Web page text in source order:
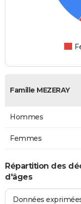
Famille MEZERAY
Hommes
Femmes
Répartition des
d'âges
Données